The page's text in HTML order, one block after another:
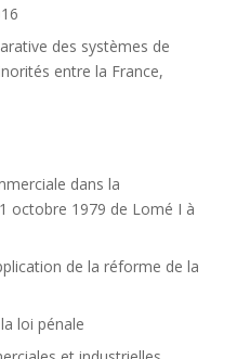
des systèmes de
entre la France,
dans la
octobre 1979 de Lomé I à
de la réforme de la
loi pénale